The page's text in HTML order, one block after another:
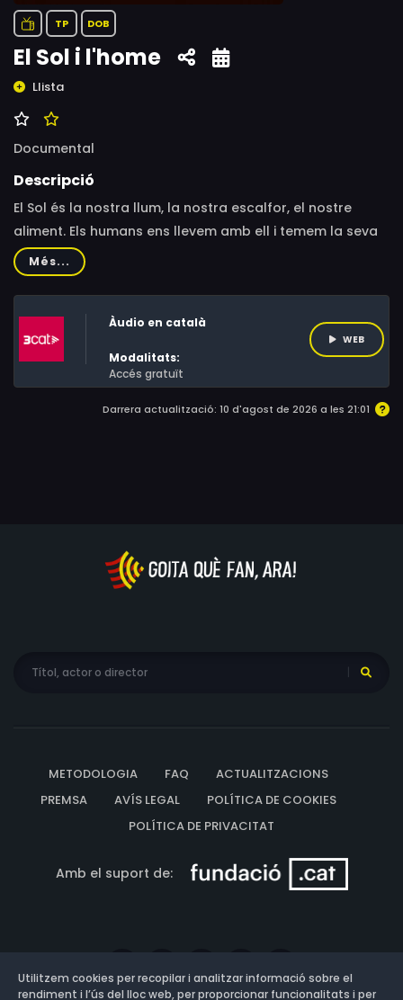
TP DOB
El Sol i l'home
Llista
Documental
Descripció
El Sol és la nostra llum, la nostra escalfor, el nostre
aliment. Els humans ens llevem amb ell i temem la seva
desaparició. Estem tan acostumats a la seva presència
que hem oblidat que va néixer i que morirà algun dia.
Però, fins a quin punt coneixem realment el Sol?
Més...
Àudio en català
Modalitats:
Accés gratuït
WEB
Darrera actualització: 10 d'agost de 2026 a les 21:01
METODOLOGIA FAQ
ACTUALITZACIONS
PREMSA
AVÍS LEGAL
POLÍTICA DE COOKIES
POLÍTICA DE PRIVACITAT
Amb el suport de:
Utilitzem cookies per recopilar i analitzar informació sobre el
rendiment i l’ús del lloc web, per proporcionar funcionalitats i per